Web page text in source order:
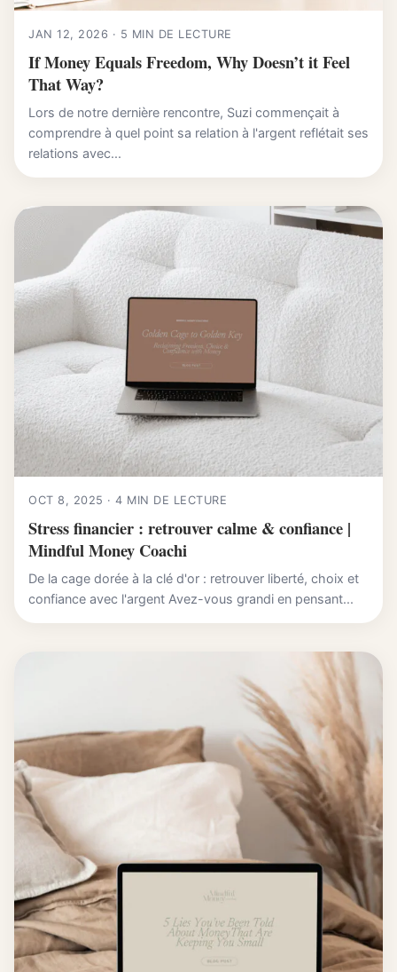
JAN 12, 2026 · 5 MIN DE LECTURE
If Money Equals Freedom, Why Doesn’t it Feel
That Way?
Lors de notre dernière rencontre, Suzi commençait à
comprendre à quel point sa relation à l'argent reflétait ses
relations avec...
OCT 8, 2025 · 4 MIN DE LECTURE
Stress financier : retrouver calme & confiance |
Mindful Money Coachi
De la cage dorée à la clé d'or : retrouver liberté, choix et
confiance avec l'argent Avez-vous grandi en pensant...